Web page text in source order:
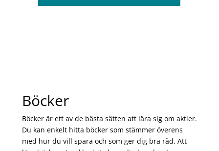
Böcker
Böcker är ett av de bästa sätten att lära sig om aktier.
Du kan enkelt hitta böcker som stämmer överens
med hur du vill spara och som ger dig bra råd. Att